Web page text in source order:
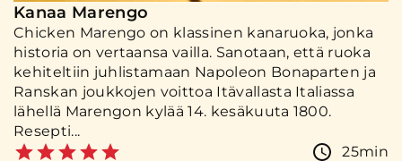
Kanaa Marengo
Chicken Marengo on klassinen kanaruoka, jonka
historia on vertaansa vailla. Sanotaan, että ruoka
kehiteltiin juhlistamaan Napoleon Bonaparten ja
Ranskan joukkojen voittoa Itävallasta Italiassa
lähellä Marengon kylää 14. kesäkuuta 1800.
Resepti...
25min